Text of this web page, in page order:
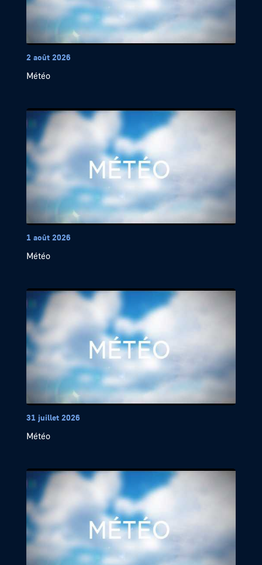
2 août 2026
Météo
1 août 2026
Météo
31 juillet 2026
Météo